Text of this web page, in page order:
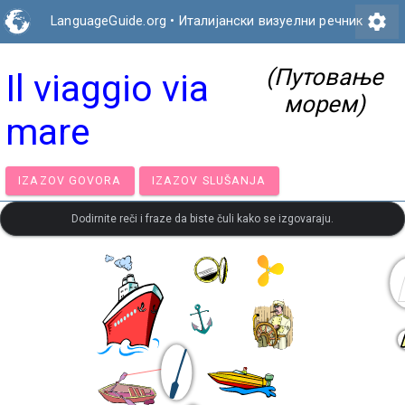
LanguageGuide.org • Италијански визуелни речник settings
Il viaggio via
mare
(Путовање
морем)
IZAZOV GOVORA IZAZOV SLUŠANJA
Dodirnite reči i fraze da biste čuli kako se izgovaraju.